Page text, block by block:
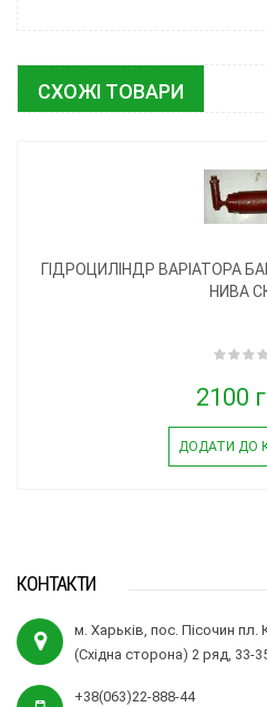
СХОЖІ ТОВАРИ
ГІДРОЦИЛІНДР ВАРІАТОРА
НИВА
2100
ДОДАТИ ДО
КОНТАКТИ
м. Харьків, пос. Пісочин
(Східна сторона) 2 ряд, 33-
+38(063)22-888-44